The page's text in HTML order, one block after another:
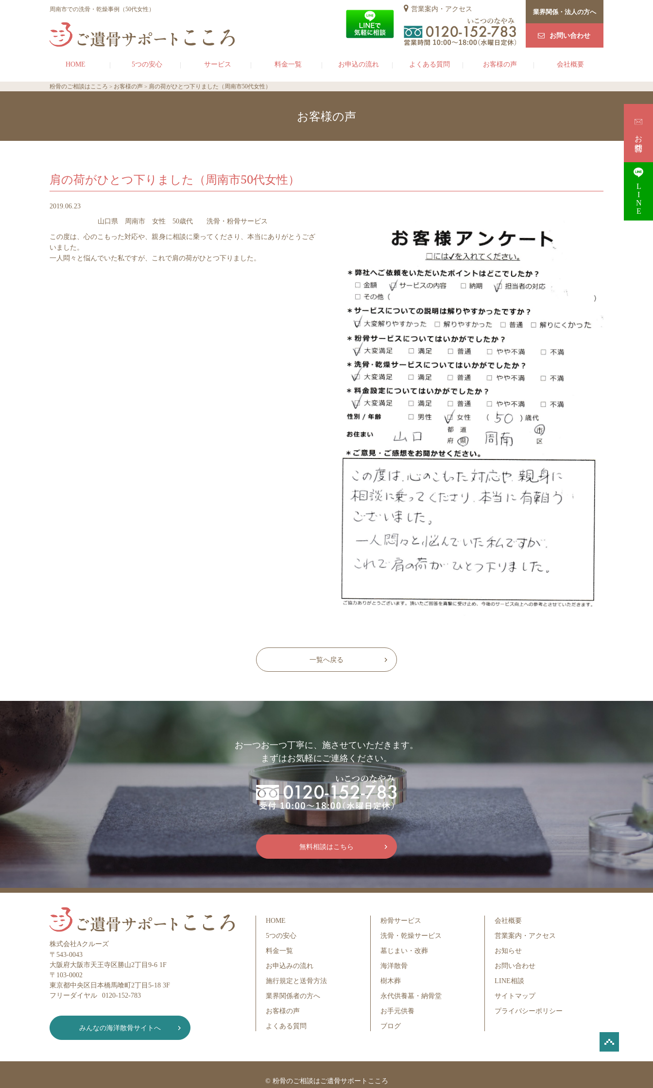
周南市での洗骨・乾燥事例（50代女性） 営業案内・アクセス 業界関係・法人の方へ
お問い合わせ
HOME 5つの安心 サービス 料金一覧 お申込の流れ よくある質問 お客様の声 会社概要
お問合せ
LINE
粉骨のご相談はこころ お客様の声 肩の荷がひとつ下りました（周南市50代女性）
お客様の声
肩の荷がひとつ下りました（周南市50代女性）
2019.06.23
山口県 周南市 女性 50歳代 洗骨・粉骨サービス
この度は、心のこもった対応や、親身に相談に乗ってくださり、本当にありがとうござ
いました。
一人悶々と悩んでいた私ですが、これで肩の荷がひとつ下りました。
一覧へ戻る
お一つお一つ丁寧に、施させていただきます。
まずはお気軽にご連絡ください。
無料相談はこちら
株式会社Aクルーズ
〒543-0043
大阪府大阪市天王寺区勝山2丁目9-6 1F
〒103-0002
東京都中央区日本橋馬喰町2丁目5-18 3F
フリーダイヤル
0120-152-783
みんなの海洋散骨サイトへ
HOME
5つの安心
料金一覧
お申込みの流れ
施行規定と送骨方法
業界関係者の方へ
お客様の声
よくある質問
粉骨サービス
洗骨・乾燥サービス
墓じまい・改葬
海洋散骨
樹木葬
永代供養墓・納骨堂
お手元供養
ブログ
会社概要
営業案内・アクセス
お知らせ
お問い合わせ
LINE相談
サイトマップ
プライバシーポリシー
© 粉骨のご相談はご遺骨サポートこころ